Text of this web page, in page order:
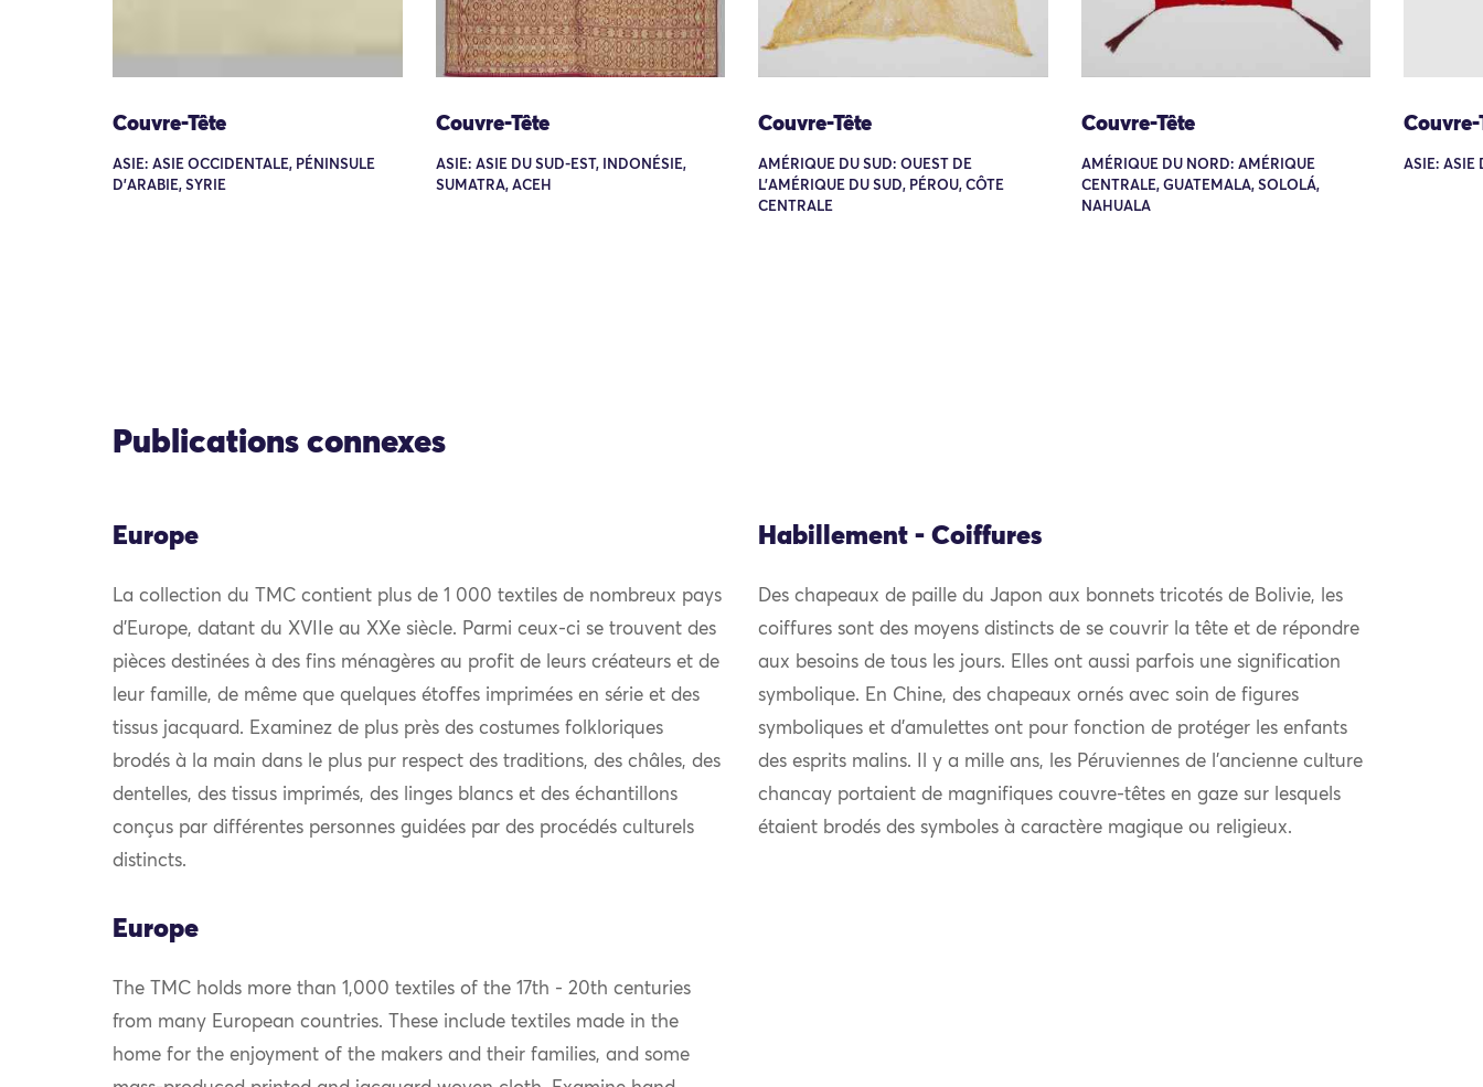
Couvre-Tête
ASIE: ASIE OCCIDENTALE, PÉNINSULE
D'ARABIE, SYRIE
Couvre-Tête
ASIE: ASIE DU SUD-EST, INDONÉSIE,
SUMATRA, ACEH
Couvre-Tête
AMÉRIQUE DU SUD: OUEST DE
L'AMÉRIQUE DU SUD, PÉROU, CÔTE
CENTRALE
Couvre-Tête
AMÉRIQUE DU NORD: AMÉRIQUE
CENTRALE, GUATEMALA, SOLOLÁ,
NAHUALA
Couvre-
ASIE: ASIE
Publications connexes
Europe
La collection du TMC contient plus de 1 000 textiles de nombreux pays
d’Europe, datant du XVIIe au XXe siècle. Parmi ceux-ci se trouvent des
pièces destinées à des fins ménagères au profit de leurs créateurs et de
leur famille, de même que quelques étoffes imprimées en série et des
tissus jacquard. Examinez de plus près des costumes folkloriques
brodés à la main dans le plus pur respect des traditions, des châles, des
dentelles, des tissus imprimés, des linges blancs et des échantillons
conçus par différentes personnes guidées par des procédés culturels
distincts.
Habillement - Coiffures
Des chapeaux de paille du Japon aux bonnets tricotés de Bolivie, les
coiffures sont des moyens distincts de se couvrir la tête et de répondre
aux besoins de tous les jours. Elles ont aussi parfois une signification
symbolique. En Chine, des chapeaux ornés avec soin de figures
symboliques et d’amulettes ont pour fonction de protéger les enfants
des esprits malins. Il y a mille ans, les Péruviennes de l’ancienne culture
chancay portaient de magnifiques couvre-têtes en gaze sur lesquels
étaient brodés des symboles à caractère magique ou religieux.
Europe
The TMC holds more than 1,000 textiles of the 17th - 20th centuries
from many European countries. These include textiles made in the
home for the enjoyment of the makers and their families, and some